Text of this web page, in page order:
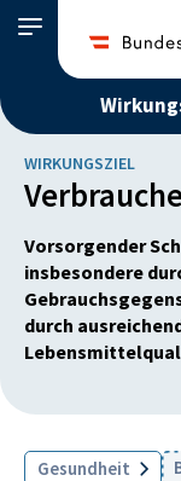
WIRKUNGSZIEL
Vorsorgender
insbesondere
durch
Gesundheit